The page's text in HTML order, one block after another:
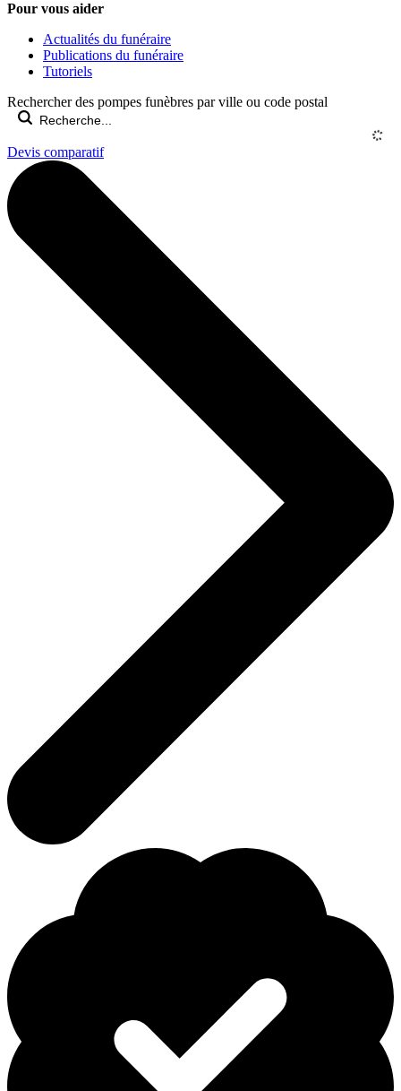
Pour vous aider
Actualités du funéraire
Publications du funéraire
Tutoriels
Rechercher des pompes funèbres par ville ou code postal
Devis comparatif